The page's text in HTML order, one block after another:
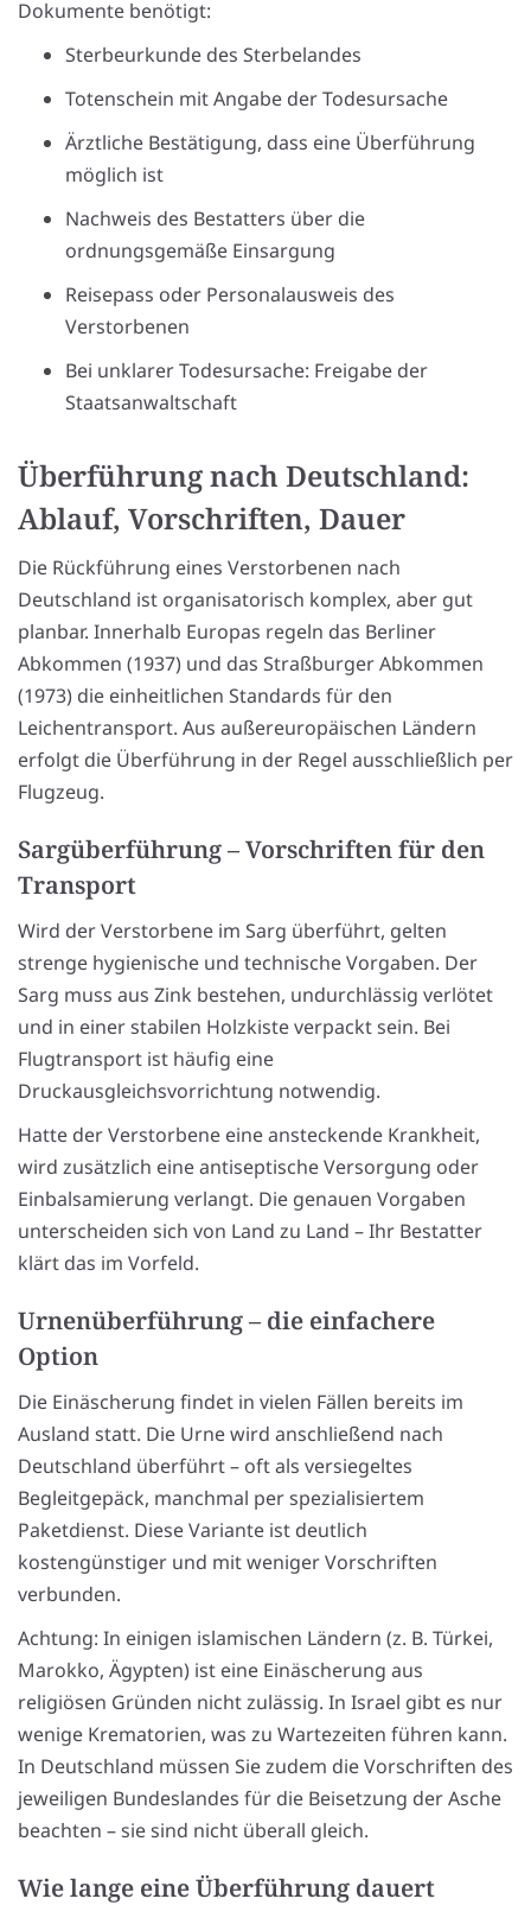
Dokumente benötigt:
Sterbeurkunde des Sterbelandes
Totenschein mit Angabe der Todesursache
Ärztliche Bestätigung, dass eine Überführung
möglich ist
Nachweis des Bestatters über die
ordnungsgemäße Einsargung
Reisepass oder Personalausweis des
Verstorbenen
Bei unklarer Todesursache: Freigabe der
Staatsanwaltschaft
Überführung nach Deutschland:
Ablauf, Vorschriften, Dauer
Die Rückführung eines Verstorbenen nach
Deutschland ist organisatorisch komplex, aber gut
planbar. Innerhalb Europas regeln das Berliner
Abkommen (1937) und das Straßburger Abkommen
(1973) die einheitlichen Standards für den
Leichentransport. Aus außereuropäischen Ländern
erfolgt die Überführung in der Regel ausschließlich per
Flugzeug.
Sargüberführung – Vorschriften für den
Transport
Wird der Verstorbene im Sarg überführt, gelten
strenge hygienische und technische Vorgaben. Der
Sarg muss aus Zink bestehen, undurchlässig verlötet
und in einer stabilen Holzkiste verpackt sein. Bei
Flugtransport ist häufig eine
Druckausgleichsvorrichtung notwendig.
Hatte der Verstorbene eine ansteckende Krankheit,
wird zusätzlich eine antiseptische Versorgung oder
Einbalsamierung verlangt. Die genauen Vorgaben
unterscheiden sich von Land zu Land – Ihr Bestatter
klärt das im Vorfeld.
Urnenüberführung – die einfachere
Option
Die Einäscherung findet in vielen Fällen bereits im
Ausland statt. Die Urne wird anschließend nach
Deutschland überführt – oft als versiegeltes
Begleitgepäck, manchmal per spezialisiertem
Paketdienst. Diese Variante ist deutlich
kostengünstiger und mit weniger Vorschriften
verbunden.
Achtung: In einigen islamischen Ländern (z. B. Türkei,
Marokko, Ägypten) ist eine Einäscherung aus
religiösen Gründen nicht zulässig. In Israel gibt es nur
wenige Krematorien, was zu Wartezeiten führen kann.
In Deutschland müssen Sie zudem die Vorschriften des
jeweiligen Bundeslandes für die Beisetzung der Asche
beachten – sie sind nicht überall gleich.
Wie lange eine Überführung dauert